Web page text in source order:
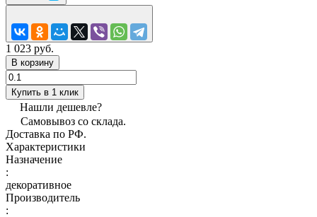
1 023 руб.
В корзину
Купить в 1 клик
Нашли дешевле?
Самовывоз со склада.
Доставка по РФ.
Характеристики
Назначение
:
декоративное
Производитель
: